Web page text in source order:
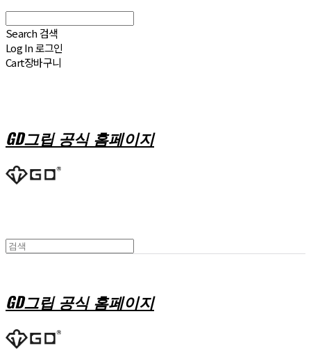
Search 검색
Log In로그인
Cart장바구니
GD그립 공식 홈페이지
GD그립 공식 홈페이지